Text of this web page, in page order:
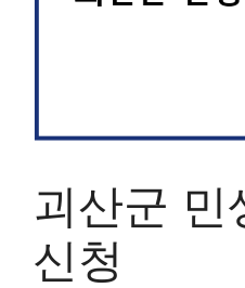
괴산군 민
신청